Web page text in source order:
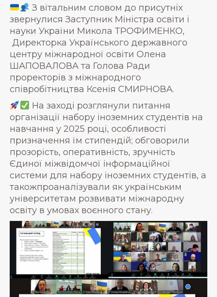
З вітальним словом до присутніх
звернулися Заступник Міністра освіти і
науки України Микола ТРОФИМЕНКО,
Директорка Українського державного
центру міжнародної освіти Олена
ШАПОВАЛОВА та Голова Ради
проректорів з міжнародного
співробітництва Ксенія СМИРНОВА.
На заході розглянули питання
організації набору іноземних студентів на
навчання у 2025 році, особливості
призначення їм стипендій; обговорили
прозорість, оперативність, зручність
Єдиної міжвідомчої інформаційної
системи для набору іноземних студентів, а
такожпроаналізували як українським
університетам розвивати міжнародну
освіту в умовах воєнного стану.